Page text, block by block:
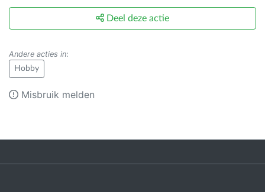
Deel deze actie
Andere acties in:
Hobby
Misbruik melden